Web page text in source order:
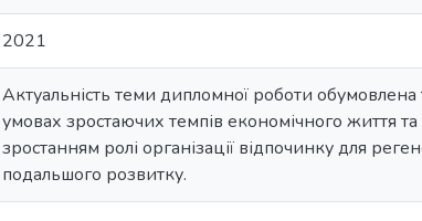
2021
Актуальність теми дипломної роботи
умовах зростаючих темпів економічного життя
зростанням ролі організації відпочинку для
подальшого розвитку.